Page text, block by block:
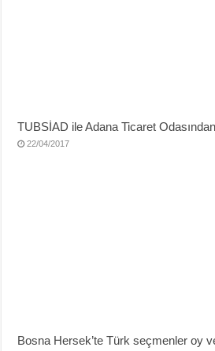
TUBSİAD ile Adana Ticaret
22/04/2017
Bosna Hersek’te Türk seçmenler oy